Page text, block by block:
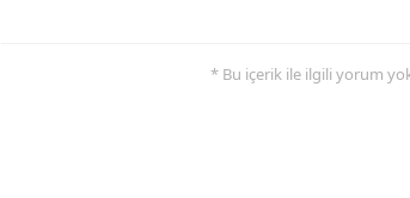
* Bu içerik ile ilgili yorum